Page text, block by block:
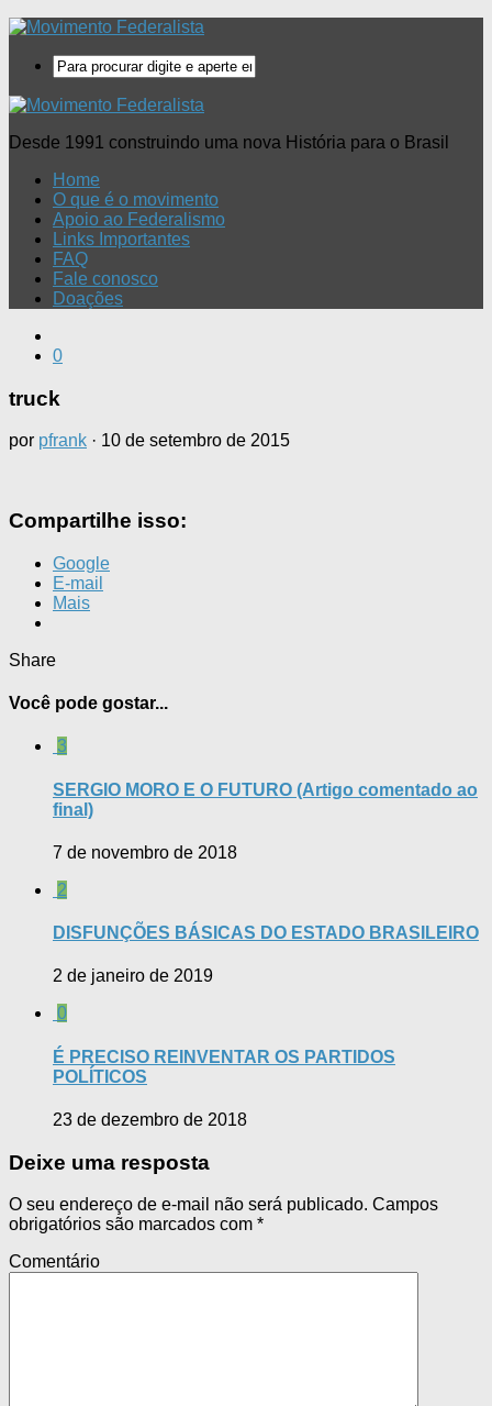
Desde 1991 construindo uma nova História para o Brasil
Home
O que é o movimento
Apoio ao Federalismo
Links Importantes
FAQ
Fale conosco
Doações
0
truck
por pfrank · 10 de setembro de 2015
Compartilhe isso:
Google
E-mail
Mais
Share
Você pode gostar...
3
SERGIO MORO E O FUTURO (Artigo comentado ao
final)
7 de novembro de 2018
2
DISFUNÇÕES BÁSICAS DO ESTADO BRASILEIRO
2 de janeiro de 2019
0
É PRECISO REINVENTAR OS PARTIDOS
POLÍTICOS
23 de dezembro de 2018
Deixe uma resposta
O seu endereço de e-mail não será publicado. Campos
obrigatórios são marcados com *
Comentário